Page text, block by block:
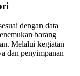
dengan data
barang
Melalui kegiatan
dan penyimpanan